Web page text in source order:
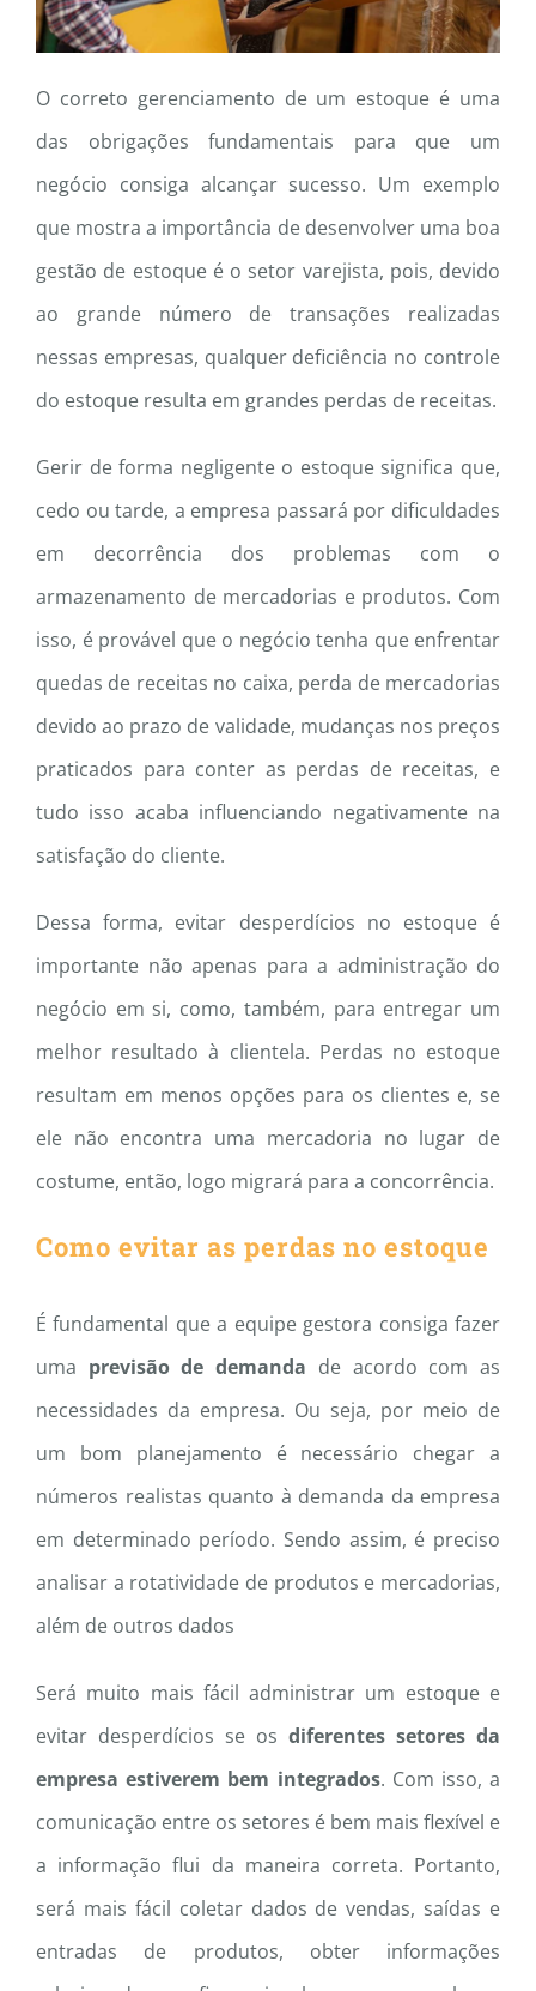
O correto gerenciamento de um estoque é uma
das obrigações fundamentais para que um
negócio consiga alcançar sucesso. Um exemplo
que mostra a importância de desenvolver uma boa
gestão de estoque é o setor varejista, pois, devido
ao grande número de transações realizadas
nessas empresas, qualquer deficiência no controle
do estoque resulta em grandes perdas de receitas.
Gerir de forma negligente o estoque significa que,
cedo ou tarde, a empresa passará por dificuldades
em decorrência dos problemas com o
armazenamento de mercadorias e produtos. Com
isso, é provável que o negócio tenha que enfrentar
quedas de receitas no caixa, perda de mercadorias
devido ao prazo de validade, mudanças nos preços
praticados para conter as perdas de receitas, e
tudo isso acaba influenciando negativamente na
satisfação do cliente.
Dessa forma, evitar desperdícios no estoque é
importante não apenas para a administração do
negócio em si, como, também, para entregar um
melhor resultado à clientela. Perdas no estoque
resultam em menos opções para os clientes e, se
ele não encontra uma mercadoria no lugar de
costume, então, logo migrará para a concorrência.
Como evitar as perdas no estoque
É fundamental que a equipe gestora consiga fazer
uma previsão de demanda de acordo com as
necessidades da empresa. Ou seja, por meio de
um bom planejamento é necessário chegar a
números realistas quanto à demanda da empresa
em determinado período. Sendo assim, é preciso
analisar a rotatividade de produtos e mercadorias,
além de outros dados
Será muito mais fácil administrar um estoque e
evitar desperdícios se os diferentes setores da
empresa estiverem bem integrados. Com isso, a
comunicação entre os setores é bem mais flexível e
a informação flui da maneira correta. Portanto,
será mais fácil coletar dados de vendas, saídas e
entradas de produtos, obter informações